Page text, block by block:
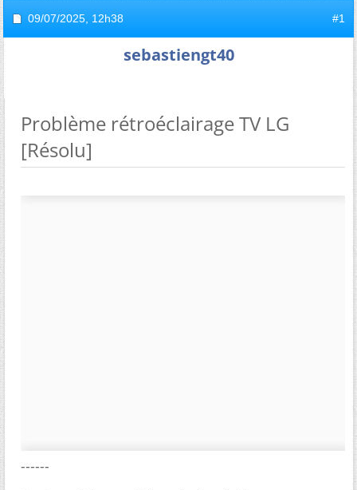
09/07/2025, 12h38 #1
sebastiengt40
Problème rétroéclairage TV LG
[Résolu]
------